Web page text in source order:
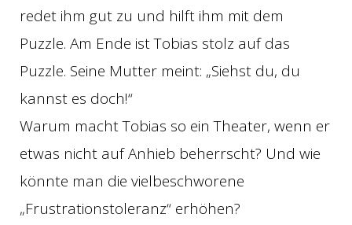
redet ihm gut zu und hilft ihm mit dem
Puzzle. Am Ende ist Tobias stolz auf das
Puzzle. Seine Mutter meint: „Siehst du, du
kannst es doch!“
Warum macht Tobias so ein Theater, wenn er
etwas nicht auf Anhieb beherrscht? Und wie
könnte man die vielbeschworene
„Frustrationstoleranz“ erhöhen?